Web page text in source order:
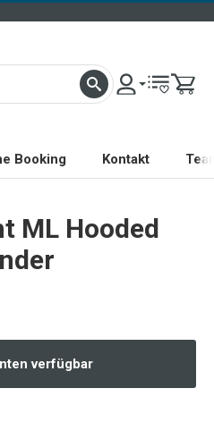
Booking Kontakt
ML Hooded
verfügbar